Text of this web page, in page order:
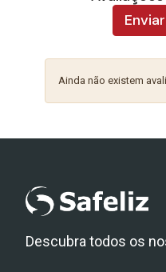
Ainda não existem
Descubra todos os